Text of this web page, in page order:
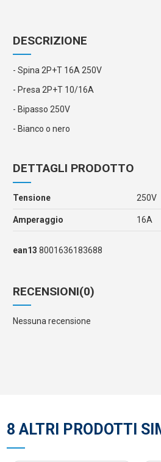
DESCRIZIONE
- Spina 2P+T 16A 250V
- Presa 2P+T 10/16A
- Bipasso 250V
- Bianco o nero
DETTAGLI PRODOTTO
Tensione 250V
Amperaggio 16A
ean13 8001636183688
RECENSIONI(0)
Nessuna recensione
8 ALTRI PRODOTTI